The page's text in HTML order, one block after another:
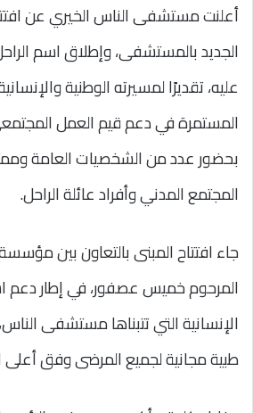
أعلنت مستشفى الناس الخيري عن
الجديد بالمستشفى، وإطلاق اسم
عليه، تقديرًا لمسيرته الوطنية
المستمرة في دعم قيم العمل
بحضور عدد من الشخصيات العامة
المجتمع المدني وأفراد عائلة الراحل.
جاء افتتاح المبنى بالتعاون بين مؤسسة
المرحوم خميس عصفور، في إطار دعم
الإنسانية التي تتبناها مستشفى
طبية مجانية لجميع المرضى وفق أعلى